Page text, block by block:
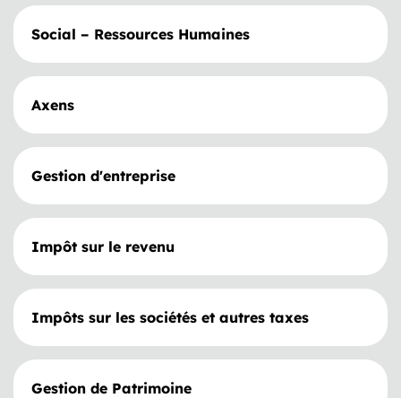
Social – Ressources Humaines
Axens
Gestion d'entreprise
Impôt sur le revenu
Impôts sur les sociétés et autres taxes
Gestion de Patrimoine